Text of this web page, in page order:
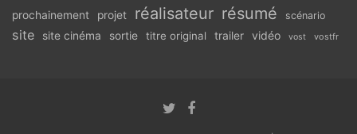
prochainement projet réalisateur résumé scénario
site site cinéma sortie titre original trailer vidéo vost vostfr